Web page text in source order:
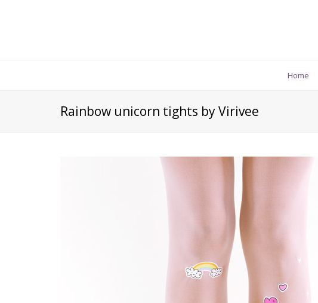
Home
Rainbow unicorn tights by Virivee